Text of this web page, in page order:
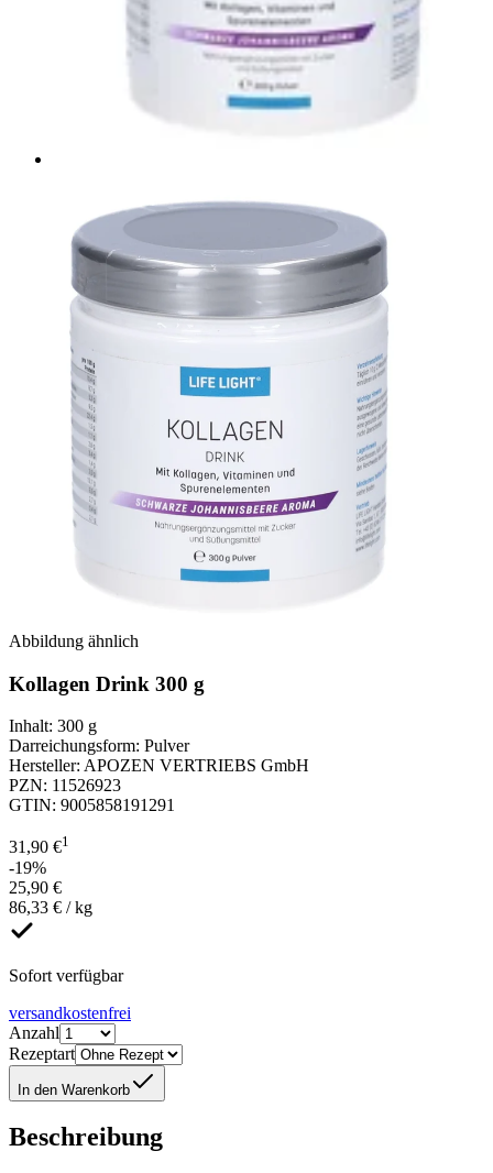
Abbildung ähnlich
Kollagen Drink 300 g
Inhalt: 300 g
Darreichungsform: Pulver
Hersteller: APOZEN VERTRIEBS GmbH
PZN: 11526923
GTIN: 9005858191291
31,90 €1
-19%
25,90 €
86,33 € / kg
Sofort verfügbar
versandkostenfrei
Anzahl
Rezeptart
In den Warenkorb
Beschreibung